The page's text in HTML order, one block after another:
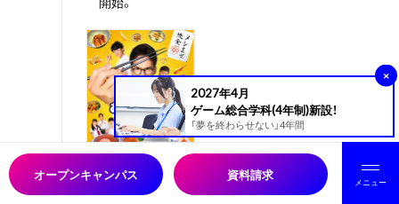
ⓒ 2021「おいしい給食」製作委員
会
2027年4月
ゲーム総合学科(4年制)新設！
「夢を終わらせない」4年間
×
メニュー
オープンキャンパス 資料請求